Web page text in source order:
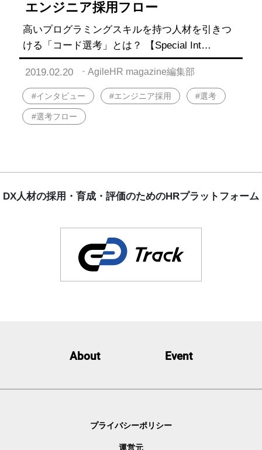
エンジニア採用フロー
高いプログラミングスキルを持つ人材を引きつ
ける「コード選考」とは？ 【Special Int…
2019.02.20 AgileHR magazine編集部
#インタビュー #エンジニア採用 #選考
#選考フロー
DX人材の採用・育成・評価のためのHRプラットフォーム
About Event
プライバシーポリシー
運営元